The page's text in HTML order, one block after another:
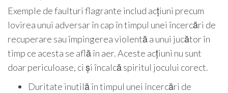
Exemple de faulturi flagrante includ acțiuni precum
lovirea unui adversar în cap în timpul unei încercări de
recuperare sau împingerea violentă a unui jucător în
timp ce acesta se află în aer. Aceste acțiuni nu sunt
doar periculoase, ci și încalcă spiritul jocului corect.
Duritate inutilă în timpul unei încercări de